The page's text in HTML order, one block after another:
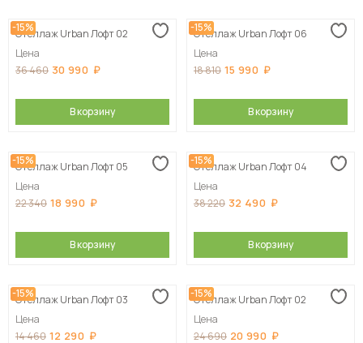
-15%
Стеллаж Urban Лофт 02
Цена
36 460 30 990
В корзину
-15%
Стеллаж Urban Лофт 06
Цена
18 810 15 990
В корзину
-15%
Стеллаж Urban Лофт 05
Цена
22 340 18 990
В корзину
-15%
Стеллаж Urban Лофт 04
Цена
38 220 32 490
В корзину
-15%
Стеллаж Urban Лофт 03
Цена
14 460 12 290
-15%
Стеллаж Urban Лофт 02
Цена
24 690 20 990